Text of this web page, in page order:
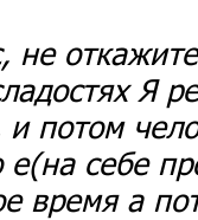
не
Я
и потом
е(на себе
время а